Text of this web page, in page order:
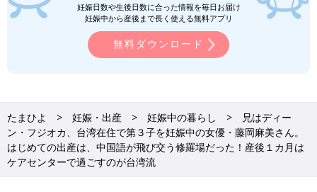
二度の妊娠・出産で起きたトラブルの原因は、自分ではわかって
いるつもりなので、今回は事前に対策もしています。そのおかげ
か、出産に対する不安は減ってきているかなとは思いますね。
妊娠日数や生後日数に合った情報を毎日お届け
妊娠中から産後まで長く使える無料アプリ
無料ダウンロード
たまひよ 妊娠・出産 妊娠中の暮らし
兄はディー
ン・フジオカ、台湾在住で第３子を妊娠中の女優・藤岡麻美さん。
はじめての出産は、中国語が飛び交う修羅場だった！産後１カ月は
ケアセンターで過ごすのが台湾流